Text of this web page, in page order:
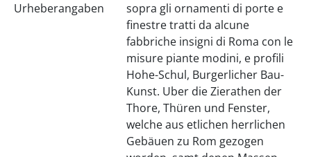
Urheberangaben
sopra gli ornamenti di porte e
finestre tratti da alcune
fabbriche insigni di Roma con le
misure piante modini, e profili
Hohe-Schul, Burgerlicher Bau-
Kunst. Uber die Zierathen der
Thore, Thüren und Fenster,
welche aus etlichen herrlichen
Gebäuen zu Rom gezogen